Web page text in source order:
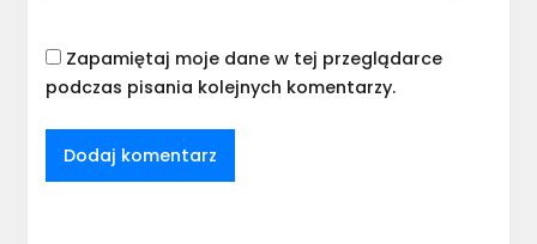
Zapamiętaj moje dane w tej przeglądarce
podczas pisania kolejnych komentarzy.